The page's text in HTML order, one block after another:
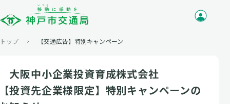
トップ 【交通広告】特別キャンペーン
阪中小企業投資育成株式会社
投資先企業様限定】特別キャンペーンの